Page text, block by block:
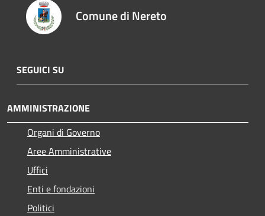
Comune di Nereto
SEGUICI SU
AMMINISTRAZIONE
Organi di Governo
Aree Amministrative
Uffici
Enti e fondazioni
Politici